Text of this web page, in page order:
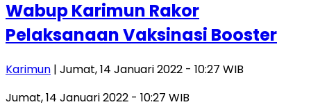
Wabup Karimun Rakor
Pelaksanaan Vaksinasi Booster
Karimun | Jumat, 14 Januari 2022 - 10:27 WIB
Jumat, 14 Januari 2022 - 10:27 WIB